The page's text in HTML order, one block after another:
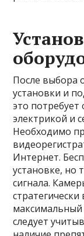
После выбора
установки и
это
электрикой и
Необходимо
Интернет.
установке, но
сигнала.
следует